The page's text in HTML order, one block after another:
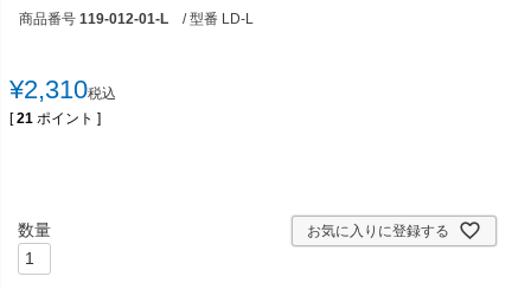
商品番号 119-012-01-L / 型番 LD-L
¥2,310税込
[ 21 ポイント ]
お気に入りに登録する